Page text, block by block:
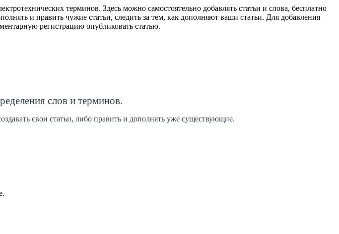
терминов. Здесь можно самостоятельно добавлять статьи и слова, бесплатно
и править чужие статьи, следить за тем, как дополняют ваши статьи. Для добавления
регистрацию опубликовать статью.
слов и терминов.
свои статьи, либо править и дополнять уже существующие.